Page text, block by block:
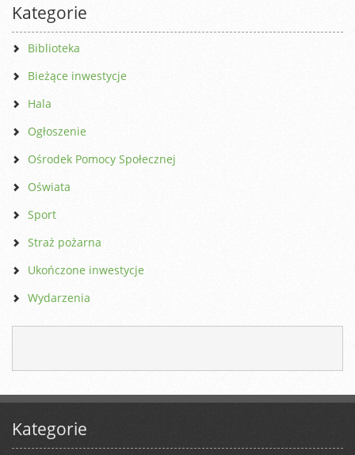
Kategorie
Biblioteka
Bieżące inwestycje
Hala
Ogłoszenie
Ośrodek Pomocy Społecznej
Oświata
Sport
Straż pożarna
Ukończone inwestycje
Wydarzenia
Kategorie